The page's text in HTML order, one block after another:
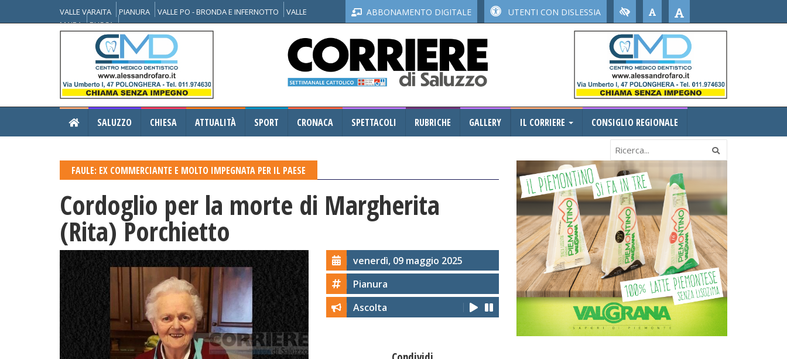
VALLE VARAITA PIANURA VALLE PO - BRONDA E INFERNOTTO
VALLE
MAIRA
BUSCA
ABBONAMENTO DIGITALE UTENTI CON DISLESSIA
SALUZZO CHIESA ATTUALITÀ SPORT CRONACA SPETTACOLI RUBRICHE GALLERY IL CORRIERE CONSIGLIO REGIONALE
FAULE: EX COMMERCIANTE E MOLTO IMPEGNATA PER IL PAESE
Cordoglio per la morte di Margherita
(Rita) Porchietto
venerdì, 09 maggio 2025
Pianura
Ascolta